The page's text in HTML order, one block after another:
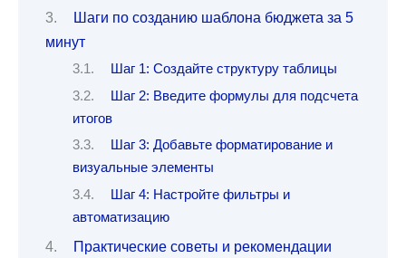
Шаги по созданию шаблона бюджета за 5
минут
Шаг 1: Создайте структуру таблицы
Шаг 2: Введите формулы для подсчета
итогов
Шаг 3: Добавьте форматирование и
визуальные элементы
Шаг 4: Настройте фильтры и
автоматизацию
Практические советы и рекомендации